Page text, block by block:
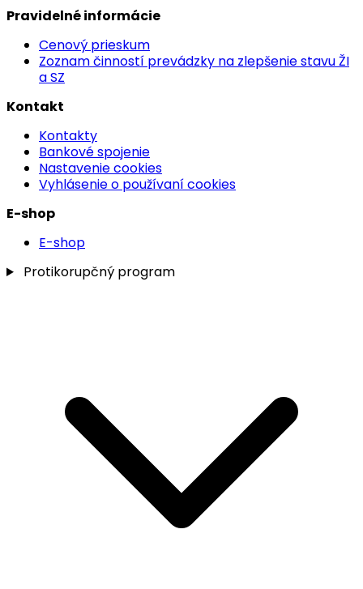
Pravidelné informácie
Cenový prieskum
Zoznam činností prevádzky na zlepšenie stavu ŽI
a SZ
Kontakt
Kontakty
Bankové spojenie
Nastavenie cookies
Vyhlásenie o používaní cookies
E-shop
E-shop
Protikorupčný program